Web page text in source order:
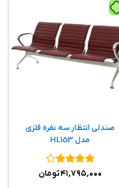
صندلی انتظار سه نفره فلزی
مدل HL153
نمره۴
۴۱,۷۹۵,۰۰۰تومان